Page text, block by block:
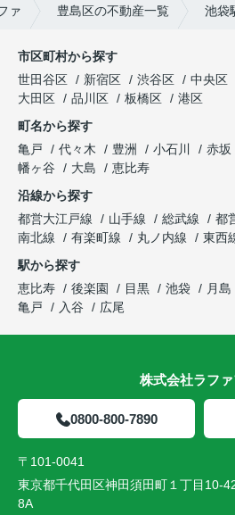
ァ 豊島区の不動産一覧 池袋
市区町村から探す
世田谷区
新宿区 渋谷区 中央区
大田区
品川区 板橋区
港区
町名から探す
亀戸
代々木 豊洲 小石川 赤坂
幡ヶ谷
大島
恵比寿
沿線から探す
都営大江戸線
山手線 総武線 都
南北線
有楽町線 丸ノ内線 東西
駅から探す
恵比寿
後楽園 目黒 池袋 月島
亀戸
入谷 広尾
株式会社ラフ
0800-800-7890
〒101-0041
東京都千代田区神田須田町１丁目10-
8A